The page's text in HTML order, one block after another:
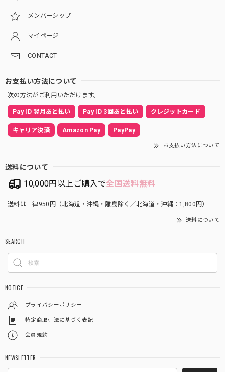
メンバーシップ
マイページ
CONTACT
お支払い方法について
次の方法がご利用いただけます。
Pay ID 翌月あと払い Pay ID 3回あと払い クレジットカード
キャリア決済 Amazon Pay PayPay
お支払い方法について
送料について
10,000円以上ご購入で全国送料無料
送料は一律950円（北海道・沖縄・離島除く／北海道・沖縄：1,800円）
送料について
SEARCH
NOTICE
プライバシーポリシー
特定商取引法に基づく表記
会員規約
NEWSLETTER